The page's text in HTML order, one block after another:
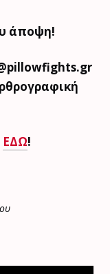
άποψη!
ΕΔΩ!